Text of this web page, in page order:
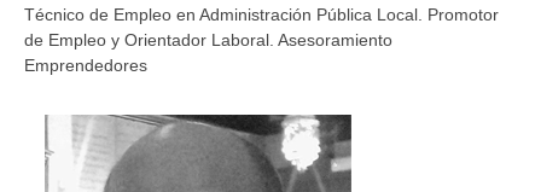
Técnico de Empleo en Administración Pública Local. Promotor
de Empleo y Orientador Laboral. Asesoramiento
Emprendedores